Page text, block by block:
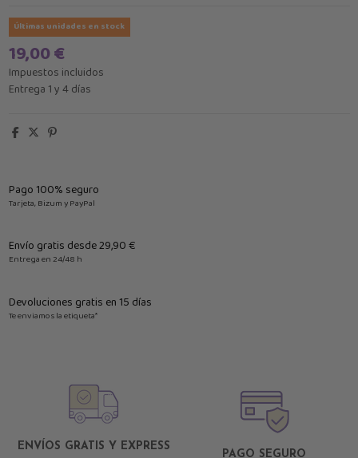
Últimas unidades en stock
19,00 €
Impuestos incluidos
Entrega 1 y 4 días
Pago 100% seguro
Tarjeta, Bizum y PayPal
Envío gratis desde 29,90 €
Entrega en 24/48 h
Devoluciones gratis en 15 días
Te enviamos la etiqueta*
ENVÍOS GRATIS Y EXPRESS
PAGO SEGURO